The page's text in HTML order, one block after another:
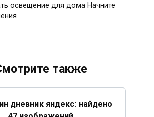
освещение для дома Начните
также
дневник яндекс: найдено